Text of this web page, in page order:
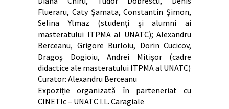
Flueraru, Caty Șamata, Constantin Șimon,
Selina Ylmaz (studenți și alumni ai
masteratului ITPMA al UNATC); Alexandru
Berceanu, Grigore Burloiu, Dorin Cucicov,
Dragoș Dogioiu, Andrei Mitișor (cadre
didactice ale masteratului ITPMA al UNATC)
Curator: Alexandru Berceanu
Expoziție organizată în parteneriat cu
CINETIc – UNATC I.L. Caragiale